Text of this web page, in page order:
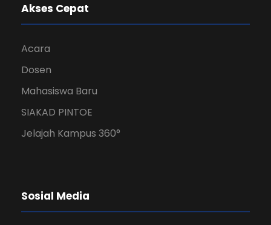
Akses Cepat
Acara
Dosen
Mahasiswa Baru
SIAKAD PINTOE
Jelajah Kampus 360°
Sosial Media